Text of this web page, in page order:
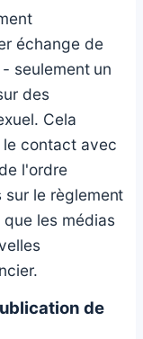
échange de
seulement un
des
Cela
le contact avec
l'ordre
le règlement
les médias
de